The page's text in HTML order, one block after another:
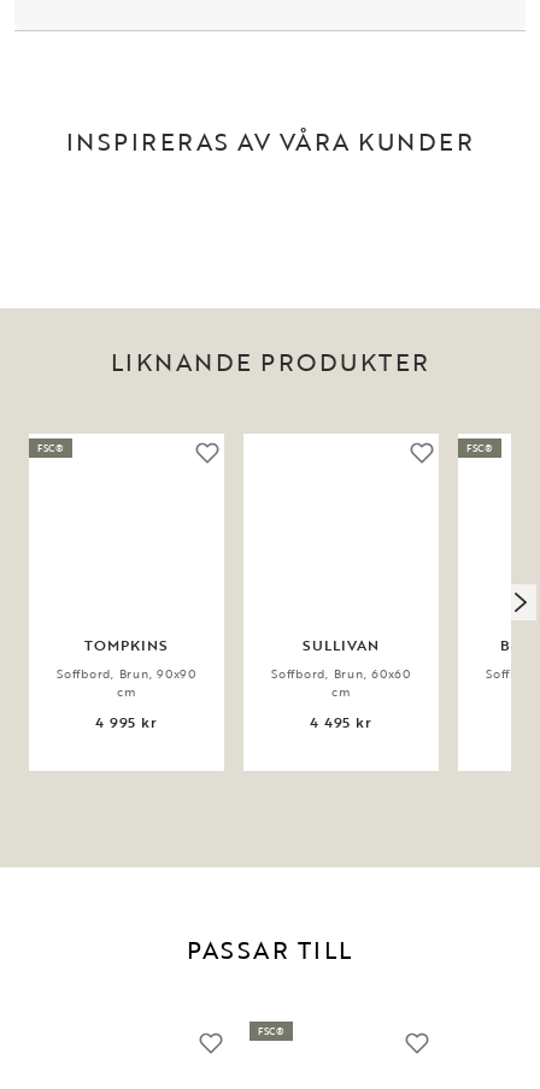
INSPIRERAS AV VÅRA KUNDER
LIKNANDE PRODUKTER
TOMPKINS
Soffbord, Brun, 90x90
cm
4 995 kr
FSC®
SULLIVAN
Soffbord, Brun, 60x60
cm
4 495 kr
FSC®
PASSAR TILL
FSC®